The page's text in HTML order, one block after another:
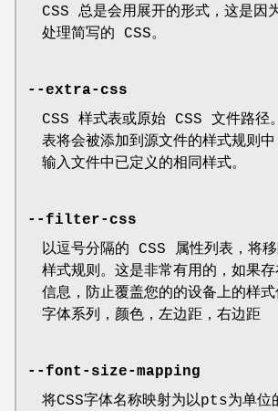
CSS 总是会用展开的形式，这是
处理简写的 CSS。
--extra-css
CSS 样式表或原始 CSS 文件路径
表将会被添加到源文件的样式规则
输入文件中已定义的相同样式。
--filter-css
以逗号分隔的 CSS 属性列表，将
样式规则。这是非常有用的，如果
信息，防止覆盖您的的设备上的样式
字体系列，颜色，左边距，右边距
--font-size-mapping
将CSS字体名称映射为以pts为单位